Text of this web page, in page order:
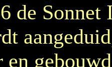
de Sonnet